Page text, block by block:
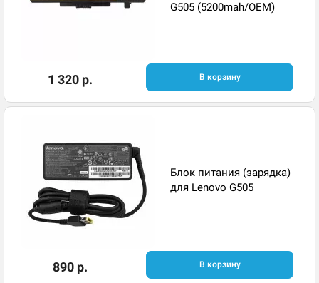
G505 (5200mah/OEM)
1 320 р. В корзину
Блок питания (зарядка)
для Lenovo G505
890 р. В корзину